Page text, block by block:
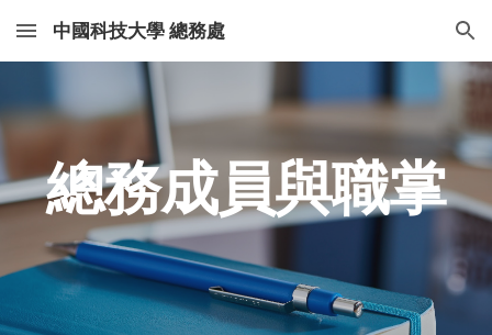
Skip to main content Skip to navigation
中國科技大學 總務處
總務成員與職掌